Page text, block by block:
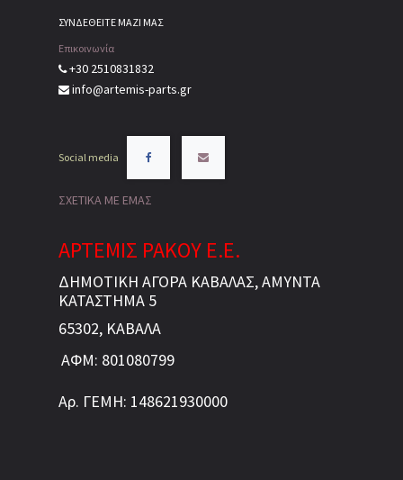
ΣΥΝΔΕΘΕΙΤΕ ΜΑΖΙ ΜΑΣ
Επικοινωνία
+30 2510831832
info@artemis-parts.gr
Social media
ΣΧΕΤΙΚΑ ΜΕ ΕΜΑΣ
ΑΡΤΕΜΙΣ ΡΑΚΟΥ Ε.Ε.
ΔΗΜΟΤΙΚΗ ΑΓΟΡΑ ΚΑΒΑΛΑΣ, ΑΜΥΝΤΑ
ΚΑΤΑΣΤΗΜΑ 5
65302, ΚΑΒΑΛΑ
ΑΦΜ: 801080799
Αρ. ΓΕΜΗ: 148621930000